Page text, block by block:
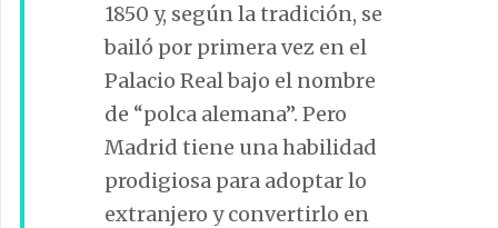
1850 y, según la tradición, se
bailó por primera vez en el
Palacio Real bajo el nombre
de “polca alemana”. Pero
Madrid tiene una habilidad
prodigiosa para adoptar lo
extranjero y convertirlo en